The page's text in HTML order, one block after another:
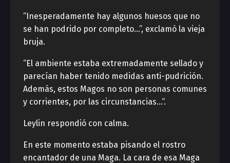
“Inesperadamente hay algunos huesos que no
se han podrido por completo…”, exclamó la vieja
bruja.
“El ambiente estaba extremadamente sellado y
parecían haber tenido medidas anti-pudrición.
Además, estos Magos no son personas comunes
y corrientes, por las circunstancias…“.
Leylin respondió con calma.
En este momento estaba pisando el rostro
encantador de una Maga. La cara de esa Maga